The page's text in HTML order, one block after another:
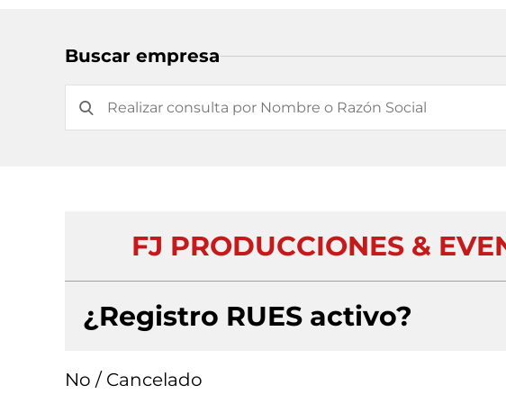
Buscar empresa
FJ PRODUCCIONES &
¿Registro RUES activo?
No / Cancelado